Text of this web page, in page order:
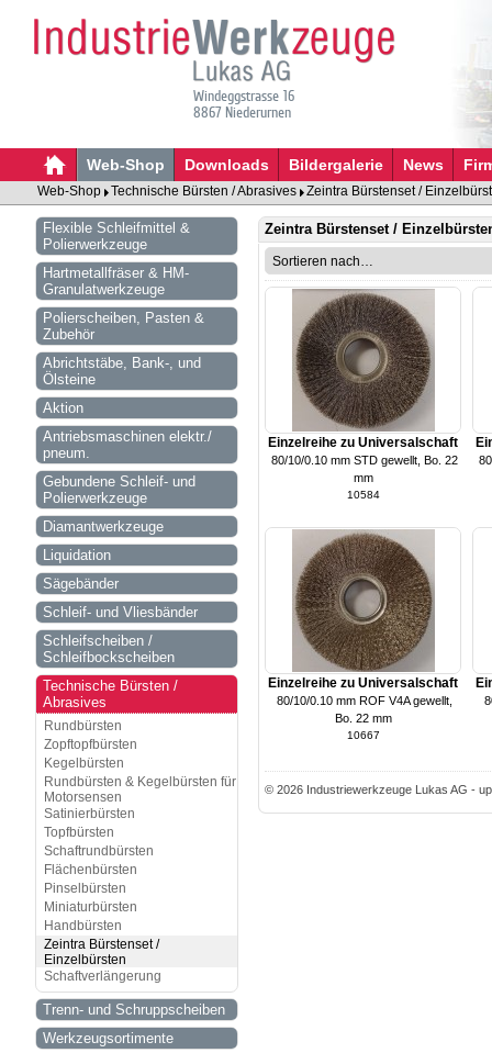
Windeggstrasse 16
8867 Niederurnen
Web-Shop Downloads Bildergalerie News
Web-Shop Technische Bürsten / Abrasives Zeintra Bürstenset /
Flexible Schleifmittel &
Polierwerkzeuge
Hartmetallfräser & HM-
Granulatwerkzeuge
Polierscheiben, Pasten &
Zubehör
Abrichtstäbe, Bank-, und
Ölsteine
Aktion
Antriebsmaschinen elektr./
pneum.
Gebundene Schleif- und
Polierwerkzeuge
Diamantwerkzeuge
Liquidation
Sägebänder
Schleif- und Vliesbänder
Schleifscheiben /
Schleifbockscheiben
Technische Bürsten /
Abrasives
Rundbürsten
Zopftopfbürsten
Kegelbürsten
Rundbürsten & Kegelbürsten für
Motorsensen
Satinierbürsten
Topfbürsten
Schaftrundbürsten
Flächenbürsten
Pinselbürsten
Miniaturbürsten
Handbürsten
Zeintra Bürstenset /
Einzelbürsten
Schaftverlängerung
Trenn- und Schruppscheiben
Werkzeugsortimente
Zeintra Bürstenset /
Einzelreihe zu Universalschaft
 80/10/0.10 mm STD gewellt, Bo. 22
mm
10584

Einzelreihe zu Universalschaft
 80/10/0.10 mm ROF V4A gewellt,
Bo. 22 mm
10667
© 2026 Industriewerkzeuge Lukas AG -